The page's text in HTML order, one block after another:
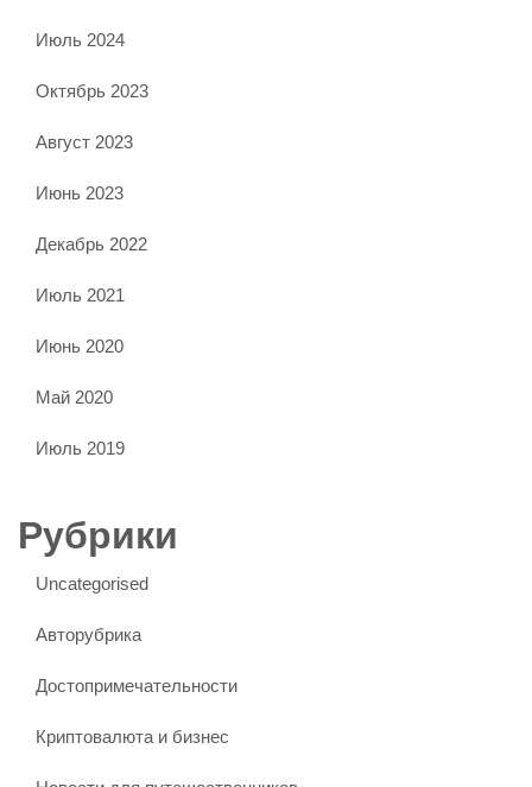
Июль 2024
Октябрь 2023
Август 2023
Июнь 2023
Декабрь 2022
Июль 2021
Июнь 2020
Май 2020
Июль 2019
Рубрики
Uncategorised
Авторубрика
Достопримечательности
Криптовалюта и бизнес